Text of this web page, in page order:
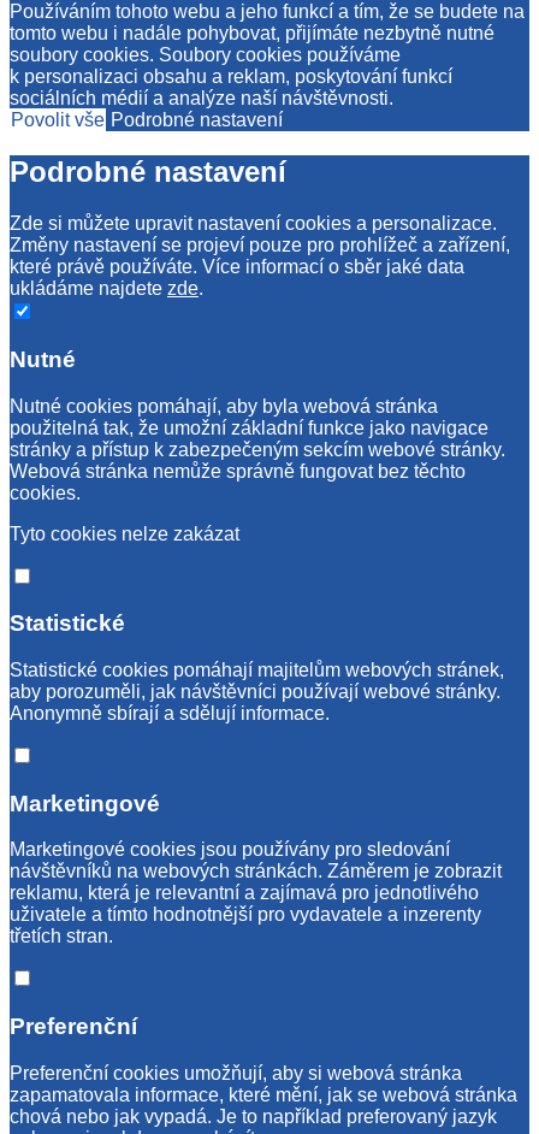
Používáním tohoto webu a jeho funkcí a tím, že se budete na
tomto webu i nadále pohybovat, přijímáte nezbytně nutné
soubory cookies. Soubory cookies používáme
k personalizaci obsahu a reklam, poskytování funkcí
sociálních médií a analýze naší návštěvnosti.
Povolit vše Podrobné nastavení
Podrobné nastavení
Zde si můžete upravit nastavení cookies a personalizace.
Změny nastavení se projeví pouze pro prohlížeč a zařízení,
které právě používáte. Více informací o sběr jaké data
ukládáme najdete zde.
Nutné
Nutné cookies pomáhají, aby byla webová stránka
použitelná tak, že umožní základní funkce jako navigace
stránky a přístup k zabezpečeným sekcím webové stránky.
Webová stránka nemůže správně fungovat bez těchto
cookies.
Tyto cookies nelze zakázat
Statistické
Statistické cookies pomáhají majitelům webových stránek,
aby porozuměli, jak návštěvníci používají webové stránky.
Anonymně sbírají a sdělují informace.
Marketingové
Marketingové cookies jsou používány pro sledování
návštěvníků na webových stránkách. Záměrem je zobrazit
reklamu, která je relevantní a zajímavá pro jednotlivého
uživatele a tímto hodnotnější pro vydavatele a inzerenty
třetích stran.
Preferenční
Preferenční cookies umožňují, aby si webová stránka
zapamatovala informace, které mění, jak se webová stránka
chová nebo jak vypadá. Je to například preferovaný jazyk